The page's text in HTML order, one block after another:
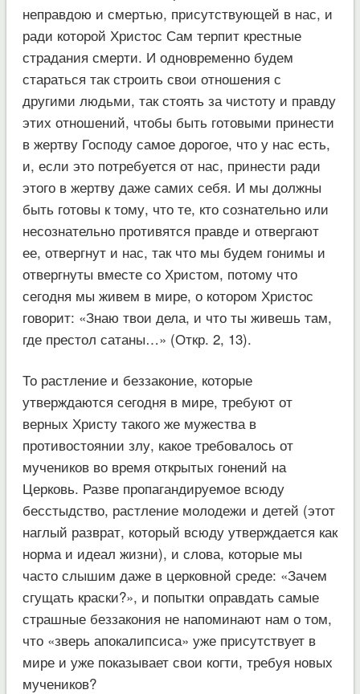
неправдою и смертью, присутствующей в нас, и
ради которой Христос Сам терпит крестные
страдания смерти. И одновременно будем
стараться так строить свои отношения с
другими людьми, так стоять за чистоту и правду
этих отношений, чтобы быть готовыми принести
в жертву Господу самое дорогое, что у нас есть,
и, если это потребуется от нас, принести ради
этого в жертву даже самих себя. И мы должны
быть готовы к тому, что те, кто сознательно или
несознательно противятся правде и отвергают
ее, отвергнут и нас, так что мы будем гонимы и
отвергнуты вместе со Христом, потому что
сегодня мы живем в мире, о котором Христос
говорит: «Знаю твои дела, и что ты живешь там,
где престол сатаны…» (Откр. 2, 13).
То растление и беззаконие, которые
утверждаются сегодня в мире, требуют от
верных Христу такого же мужества в
противостоянии злу, какое требовалось от
мучеников во время открытых гонений на
Церковь. Разве пропагандируемое всюду
бесстыдство, растление молодежи и детей (этот
наглый разврат, который всюду утверждается как
норма и идеал жизни), и слова, которые мы
часто слышим даже в церковной среде: «Зачем
сгущать краски?», и попытки оправдать самые
страшные беззакония не напоминают нам о том,
что «зверь апокалипсиса» уже присутствует в
мире и уже показывает свои когти, требуя новых
мучеников?